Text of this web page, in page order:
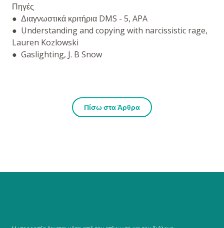
Πηγές
● Διαγνωστικά κριτήρια DMS - 5, APA
● Understanding and copying with narcissistic rage,
Lauren Kozlowski
● Gaslighting, J. B Snow
Πίσω στα Άρθρα